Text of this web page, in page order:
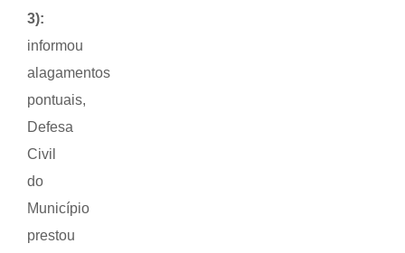
3):
informou
alagamentos
pontuais,
Defesa
Civil
do
Município
prestou